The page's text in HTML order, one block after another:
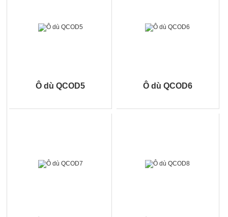
Ô dù QCOD5 Ô dù QCOD6